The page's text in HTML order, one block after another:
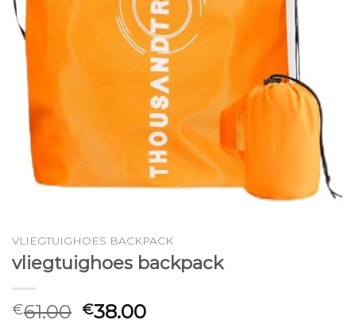
VLIEGTUIGHOES BACKPACK
vliegtuighoes backpack
€61.00 €38.00